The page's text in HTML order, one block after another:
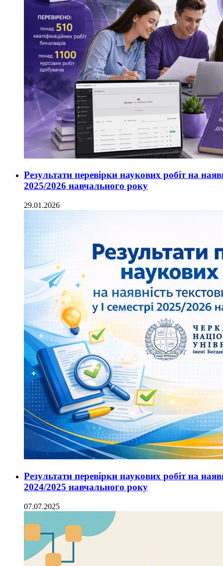
Результати перевірки наукових робіт на
2025/2026 навчального року
29.01.2026
Результати перевірки наукових робіт на
2024/2025 навчального року
07.07.2025